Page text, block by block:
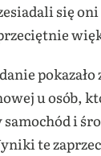
się
u osób,
samochód i
te